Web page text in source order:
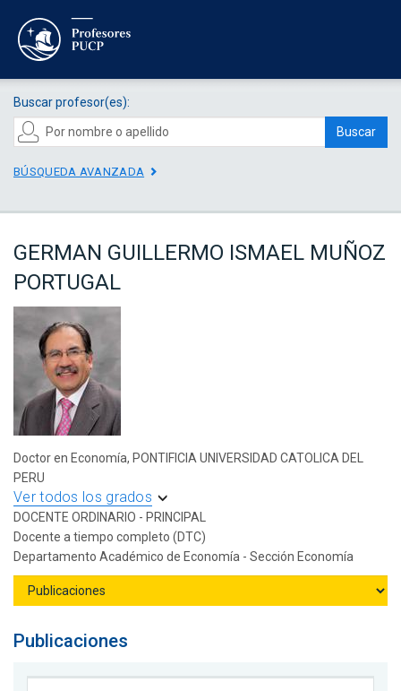
Buscar profesor(es):
Buscar
BÚSQUEDA AVANZADA
GERMAN GUILLERMO ISMAEL MUÑOZ
PORTUGAL
Doctor en Economía, PONTIFICIA UNIVERSIDAD CATOLICA DEL
PERU
Ver todos los grados
DOCENTE ORDINARIO - PRINCIPAL
Docente a tiempo completo (DTC)
Departamento Académico de Economía - Sección Economía
Publicaciones